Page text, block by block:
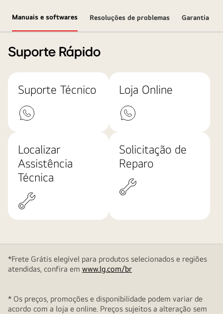
Manuais e softwares Resoluções de problemas Garantia
Suporte Rápido
Suporte Técnico Loja Online
Localizar
Assistência
Técnica
Solicitação de
Reparo
*Frete Grátis elegível para produtos selecionados e regiões
atendidas, confira em www.lg.com/br
* Os preços, promoções e disponibilidade podem variar de
acordo com a loja e online. Preços sujeitos a alteração sem